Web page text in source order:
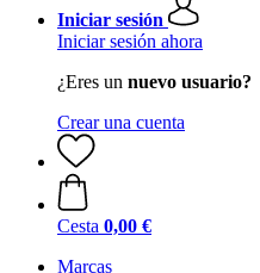
Iniciar sesión
Iniciar sesión ahora
¿Eres un nuevo usuario?
Crear una cuenta
Cesta 0,00 €
Marcas